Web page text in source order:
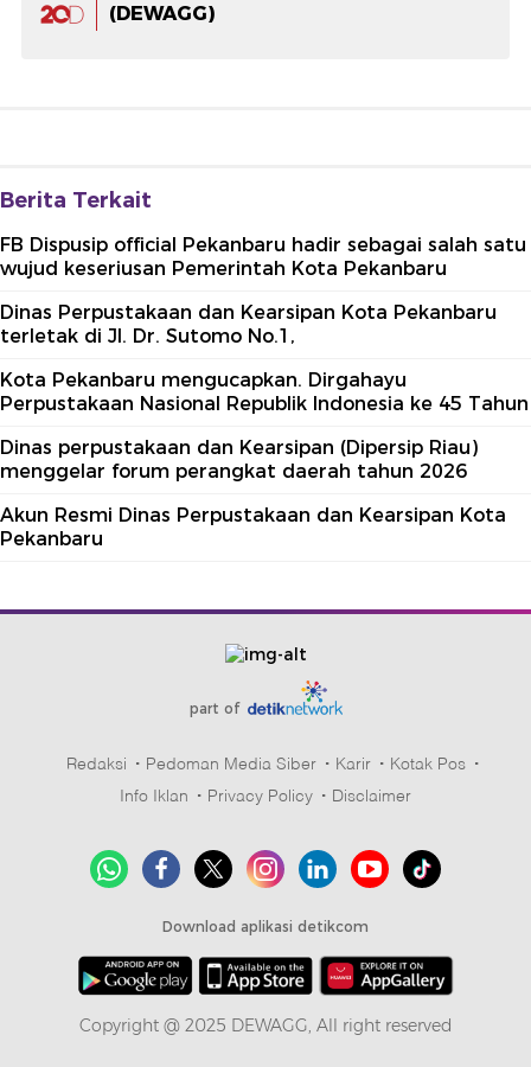
(DEWAGG)
Berita Terkait
FB Dispusip official Pekanbaru hadir sebagai salah satu
wujud keseriusan Pemerintah Kota Pekanbaru
Dinas Perpustakaan dan Kearsipan Kota Pekanbaru
terletak di Jl. Dr. Sutomo No.1,
Kota Pekanbaru mengucapkan. Dirgahayu
Perpustakaan Nasional Republik Indonesia ke 45 Tahun
Dinas perpustakaan dan Kearsipan (Dipersip Riau)
menggelar forum perangkat daerah tahun 2026
Akun Resmi Dinas Perpustakaan dan Kearsipan Kota
Pekanbaru
part of
Redaksi Pedoman Media Siber Karir
Kotak Pos
Info Iklan
Privacy Policy Disclaimer
Download aplikasi detikcom
Copyright @ 2025 DEWAGG, All right reserved